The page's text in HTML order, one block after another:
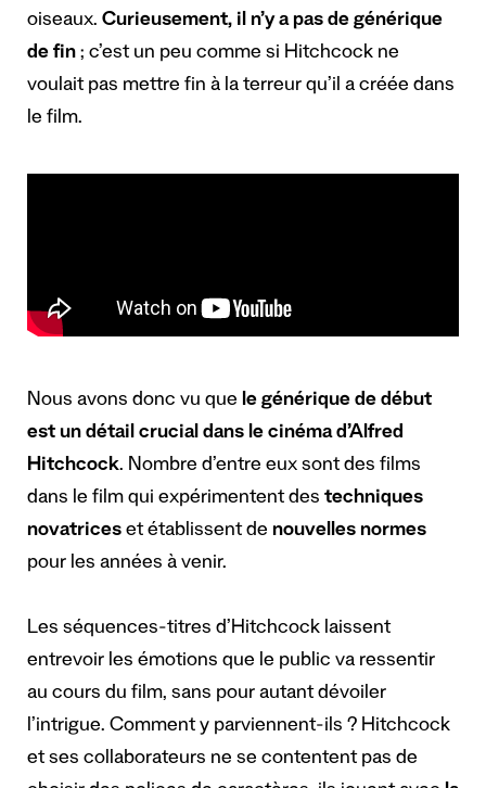
oiseaux. Curieusement, il n’y a pas de générique
de fin ; c’est un peu comme si Hitchcock ne
voulait pas mettre fin à la terreur qu’il a créée dans
le film.
Nous avons donc vu que le générique de début
est un détail crucial dans le cinéma d’Alfred
Hitchcock. Nombre d’entre eux sont des films
dans le film qui expérimentent des techniques
novatrices et établissent de nouvelles normes
pour les années à venir.
Les séquences-titres d’Hitchcock laissent
entrevoir les émotions que le public va ressentir
au cours du film, sans pour autant dévoiler
l’intrigue. Comment y parviennent-ils ? Hitchcock
et ses collaborateurs ne se contentent pas de